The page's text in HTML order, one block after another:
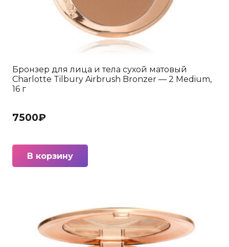
Бронзер для лица и тела сухой матовый
Charlotte Tilbury Airbrush Bronzer — 2 Medium,
16 г
7500₽
В корзину